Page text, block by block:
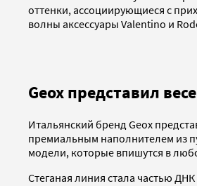
оттенки, ассоциирующиеся с
волны аксессуары Valentino и
Geox представил
Итальянский бренд Geox
премиальным наполнителем из
модели, которые впишутся в
Стеганая линия стала частью